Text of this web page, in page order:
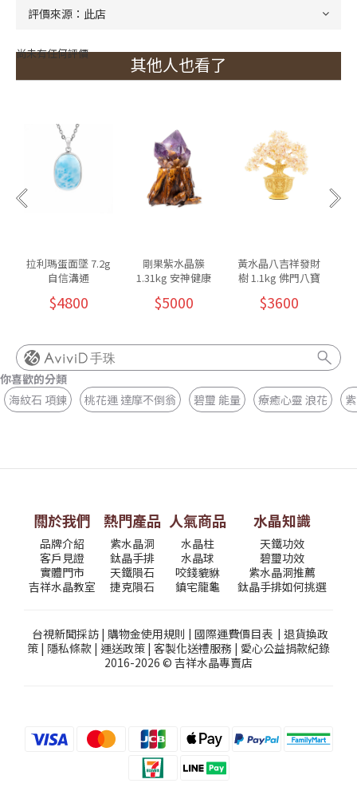
尚未有任何評價 其他人也看了
拉利瑪蛋面墜 7.2g
自信溝通
$4800
剛果紫水晶簇
1.31kg 安神健康
$5000
黃水晶八吉祥發財
樹 1.1kg 佛門八寶
$3600
手珠
你喜歡的分類
海紋石 項鍊
桃花運 達摩不倒翁 碧璽 能量 療癒心靈 浪花
關於我們
品牌介紹
客戶見證
實體門市
吉祥水晶教室
熱門產品
紫水晶洞
鈦晶手排
天鐵隕石
捷克隕石
人氣商品
水晶柱
水晶球
咬錢貔貅
鎮宅龍龜
水晶知識
天鐵功效
碧璽功效
紫水晶洞推薦
鈦晶手排如何挑選
台視新聞採訪| 購物金使用規則 | 國際運費價目表| 退貨換政
策 | 隱私條款 | 運送政策 | 客製化送禮服務 | 愛心公益捐款紀錄
2016-2026 © 吉祥水晶專賣店